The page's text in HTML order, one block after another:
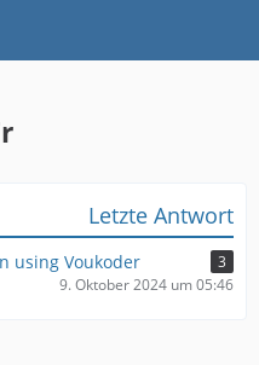
Letzte Antwort
using Voukoder
3
9. Oktober 2024 um 05:46